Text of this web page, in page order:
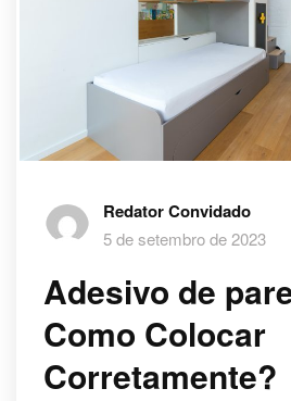
Redator Convidado
5 de setembro de 2023
Adesivo de
Como Colocar
Corretamente?